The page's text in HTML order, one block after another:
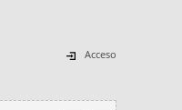
Acceso